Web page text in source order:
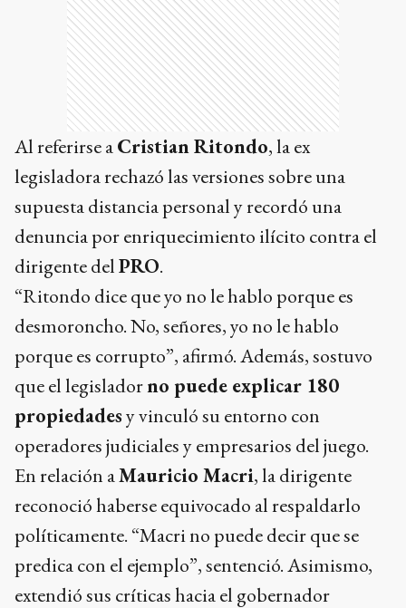
Al referirse aCristian Ritondo, la ex
legisladora rechazó las versiones sobre una
supuesta distancia personal y recordó una
denuncia por enriquecimiento ilícito contra el
dirigente delPRO.
“Ritondo dice que yo no le hablo porque es
desmoroncho. No, señores, yo no le hablo
porque es corrupto”, afirmó. Además, sostuvo
que el legisladorno puede explicar 180
propiedadesy vinculó su entorno con
operadores judiciales y empresarios del juego.
En relación aMauricio Macri, la dirigente
reconoció haberse equivocado al respaldarlo
políticamente. “Macri no puede decir que se
predica con el ejemplo”, sentenció. Asimismo,
extendió sus críticas hacia el gobernador